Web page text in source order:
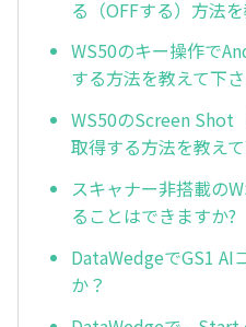
る（OFFする）方法
WS50のキー操作で
する方法を教えて下さ
WS50のScreen Shot
取得する方法を教えて
スキャナー非搭載の
ることはできますか?
DataWedgeでGS1 AI
か？